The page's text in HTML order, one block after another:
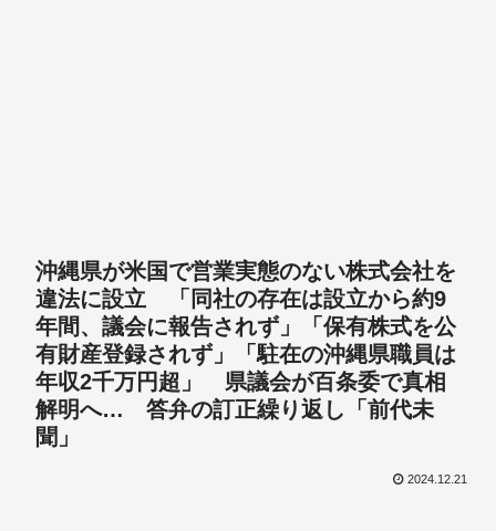
沖縄県が米国で営業実態のない株式会社を
違法に設立 「同社の存在は設立から約9
年間、議会に報告されず」「保有株式を公
有財産登録されず」「駐在の沖縄県職員は
年収2千万円超」 県議会が百条委で真相
解明へ… 答弁の訂正繰り返し「前代未
聞」
2024.12.21